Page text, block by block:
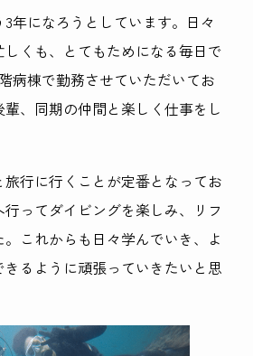
3年になろうとしています。日々
くも、とてもためになる毎日で
階病棟で勤務させていただいてお
輩、同期の仲間と楽しく仕事をし
行に行くことが定番となってお
行ってダイビングを楽しみ、リフ
。これからも日々学んでいき、よ
きるように頑張っていきたいと思